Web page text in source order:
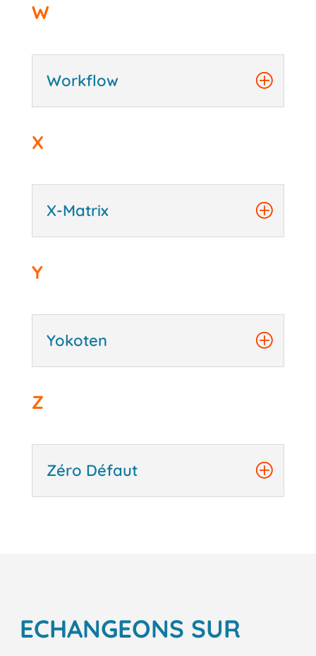
W
Workflow
X
X-Matrix
Y
Yokoten
Z
Zéro Défaut
ECHANGEONS SUR